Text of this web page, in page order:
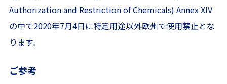
Authorization and Restriction of Chemicals) Annex XIV
の中で2020年7月4日に特定用途以外欧州で使用禁止とな
ります。
ご参考